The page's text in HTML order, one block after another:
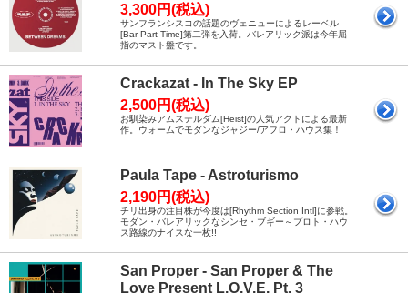
3,300円(税込)
サンフランシスコの話題のヴェニューによるレーベル
[Bar Part Time]第二弾を入荷。バレアリック派は今年屈
指のマスト盤です。
Crackazat - In The Sky EP
2,500円(税込)
お馴染みアムステルダム[Heist]の人気アクトによる最新
作。ウォームでモダンなジャジー/アフロ・ハウス集！
Paula Tape - Astroturismo
2,190円(税込)
チリ出身の注目株が今度は[Rhythm Section Intl]に参戦。
モダン・バレアリックなシンセ・ブギー～プロト・ハウ
ス路線のナイスな一枚!!
San Proper - San Proper & The
Love Present L.O.V.E. Pt. 3